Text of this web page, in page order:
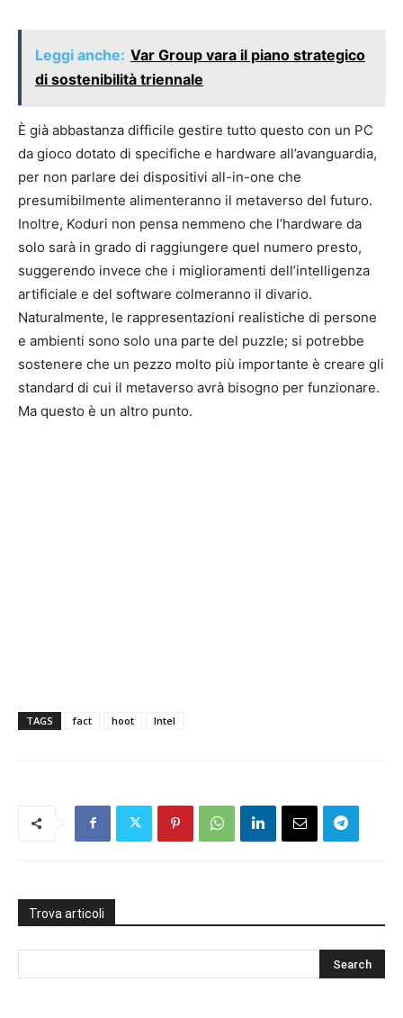
Leggi anche: Var Group vara il piano strategico
di sostenibilità triennale
È già abbastanza difficile gestire tutto questo con un PC
da gioco dotato di specifiche e hardware all’avanguardia,
per non parlare dei dispositivi all-in-one che
presumibilmente alimenteranno il metaverso del futuro.
Inoltre, Koduri non pensa nemmeno che l’hardware da
solo sarà in grado di raggiungere quel numero presto,
suggerendo invece che i miglioramenti dell’intelligenza
artificiale e del software colmeranno il divario.
Naturalmente, le rappresentazioni realistiche di persone
e ambienti sono solo una parte del puzzle; si potrebbe
sostenere che un pezzo molto più importante è creare gli
standard di cui il metaverso avrà bisogno per funzionare.
Ma questo è un altro punto.
TAGS fact hoot Intel
Trova articoli